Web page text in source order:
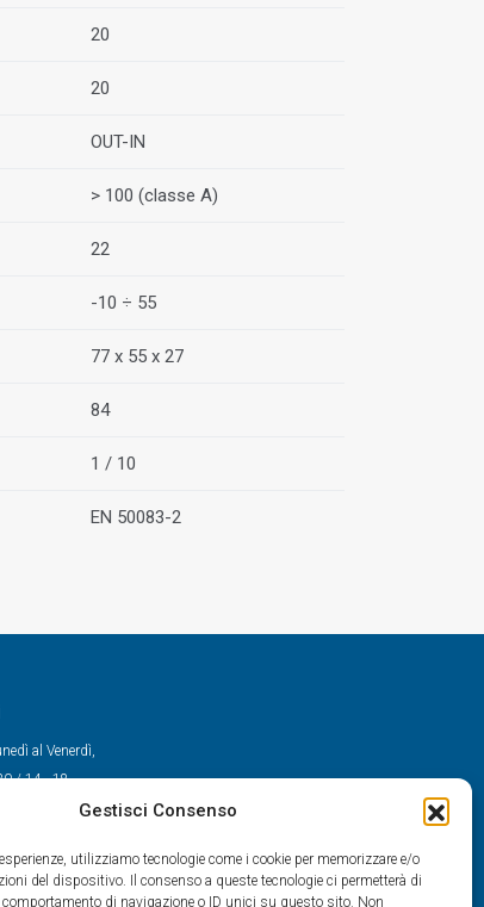
Gestisci Consenso
utilizziamo tecnologie come i cookie per memorizzare e/o
del dispositivo. Il consenso a queste tecnologie ci permetterà di
comportamento di navigazione o ID unici su questo sito. Non
20
20
OUT-IN
> 100 (classe A)
22
-10 ÷ 55
77 x 55 x 27
84
1 / 10
EN 50083-2
al Venerdì,
/ 14 - 18